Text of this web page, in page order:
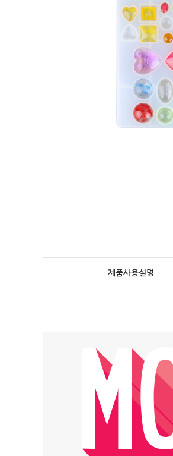
제품사용설명